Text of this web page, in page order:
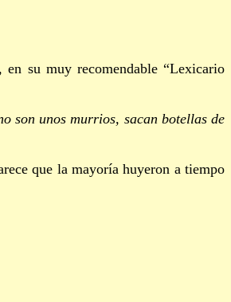
su muy recomendable “Lexicario
son unos murrios, sacan botellas de
que la mayoría huyeron a tiempo